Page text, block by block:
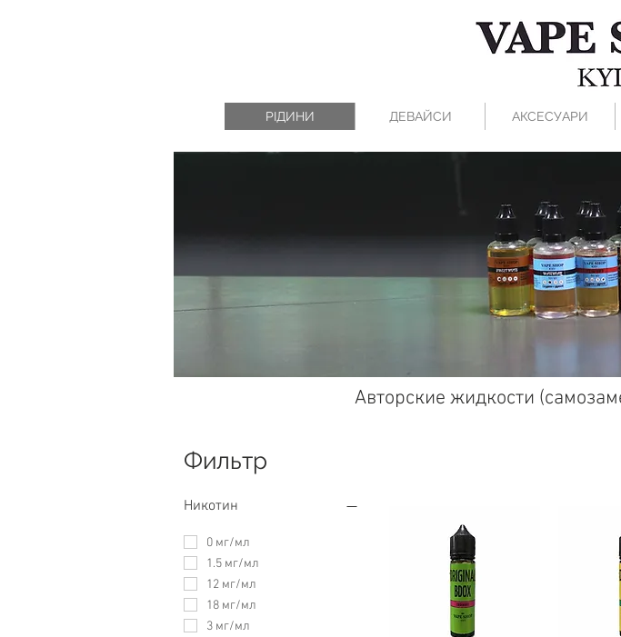
РІДИНИ ДЕВАЙСИ АКСЕСУАРИ
Авторские жидкости
Фильтр
Никотин
0 мг/мл
1.5 мг/мл
12 мг/мл
18 мг/мл
3 мг/мл